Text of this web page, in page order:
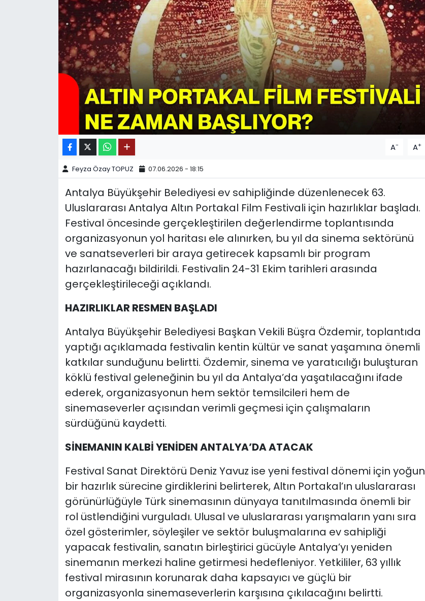
A- A+
Feyza Özay TOPUZ 07.06.2026 - 18:15
Antalya Büyükşehir Belediyesi ev sahipliğinde düzenlenecek 63.
Uluslararası Antalya Altın Portakal Film Festivali için hazırlıklar başladı.
Festival öncesinde gerçekleştirilen değerlendirme toplantısında
organizasyonun yol haritası ele alınırken, bu yıl da sinema sektörünü
ve sanatseverleri bir araya getirecek kapsamlı bir program
hazırlanacağı bildirildi. Festivalin 24-31 Ekim tarihleri arasında
gerçekleştirileceği açıklandı.
HAZIRLIKLAR RESMEN BAŞLADI
Antalya Büyükşehir Belediyesi Başkan Vekili Büşra Özdemir, toplantıda
yaptığı açıklamada festivalin kentin kültür ve sanat yaşamına önemli
katkılar sunduğunu belirtti. Özdemir, sinema ve yaratıcılığı buluşturan
köklü festival geleneğinin bu yıl da Antalya’da yaşatılacağını ifade
ederek, organizasyonun hem sektör temsilcileri hem de
sinemaseverler açısından verimli geçmesi için çalışmaların
sürdüğünü kaydetti.
SİNEMANIN KALBİ YENİDEN ANTALYA’DA ATACAK
Festival Sanat Direktörü Deniz Yavuz ise yeni festival dönemi için yoğun
bir hazırlık sürecine girdiklerini belirterek, Altın Portakal’ın uluslararası
görünürlüğüyle Türk sinemasının dünyaya tanıtılmasında önemli bir
rol üstlendiğini vurguladı. Ulusal ve uluslararası yarışmaların yanı sıra
özel gösterimler, söyleşiler ve sektör buluşmalarına ev sahipliği
yapacak festivalin, sanatın birleştirici gücüyle Antalya’yı yeniden
sinemanın merkezi haline getirmesi hedefleniyor. Yetkililer, 63 yıllık
festival mirasının korunarak daha kapsayıcı ve güçlü bir
organizasyonla sinemaseverlerin karşısına çıkılacağını belirtti.
11:11 MANŞET